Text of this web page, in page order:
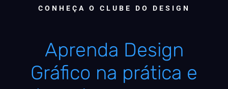
CONHEÇA O CLUBE DO DESIGN
Aprenda Design
Gráfico na prática e